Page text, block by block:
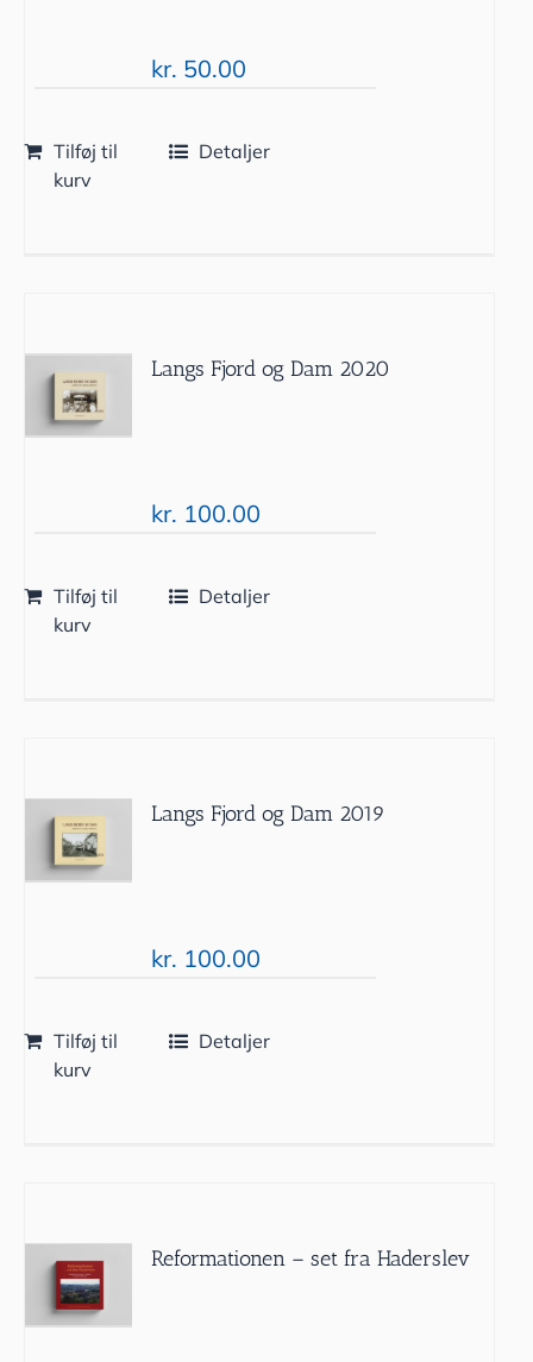
kr. 50.00
Tilføj til
kurv
Detaljer
Langs Fjord og Dam 2020
kr. 100.00
Tilføj til
kurv
Detaljer
Langs Fjord og Dam 2019
kr. 100.00
Tilføj til
kurv
Detaljer
Reformationen – set fra Haderslev